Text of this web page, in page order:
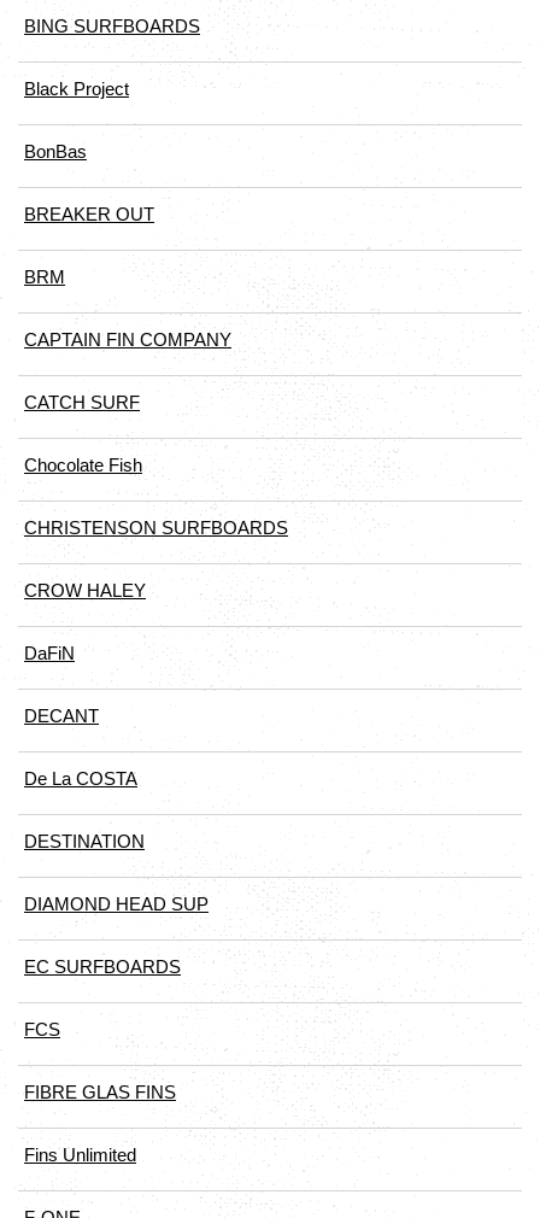
BING SURFBOARDS
Black Project
BonBas
BREAKER OUT
BRM
CAPTAIN FIN COMPANY
CATCH SURF
Chocolate Fish
CHRISTENSON SURFBOARDS
CROW HALEY
DaFiN
DECANT
De La COSTA
DESTINATION
DIAMOND HEAD SUP
EC SURFBOARDS
FCS
FIBRE GLAS FINS
Fins Unlimited